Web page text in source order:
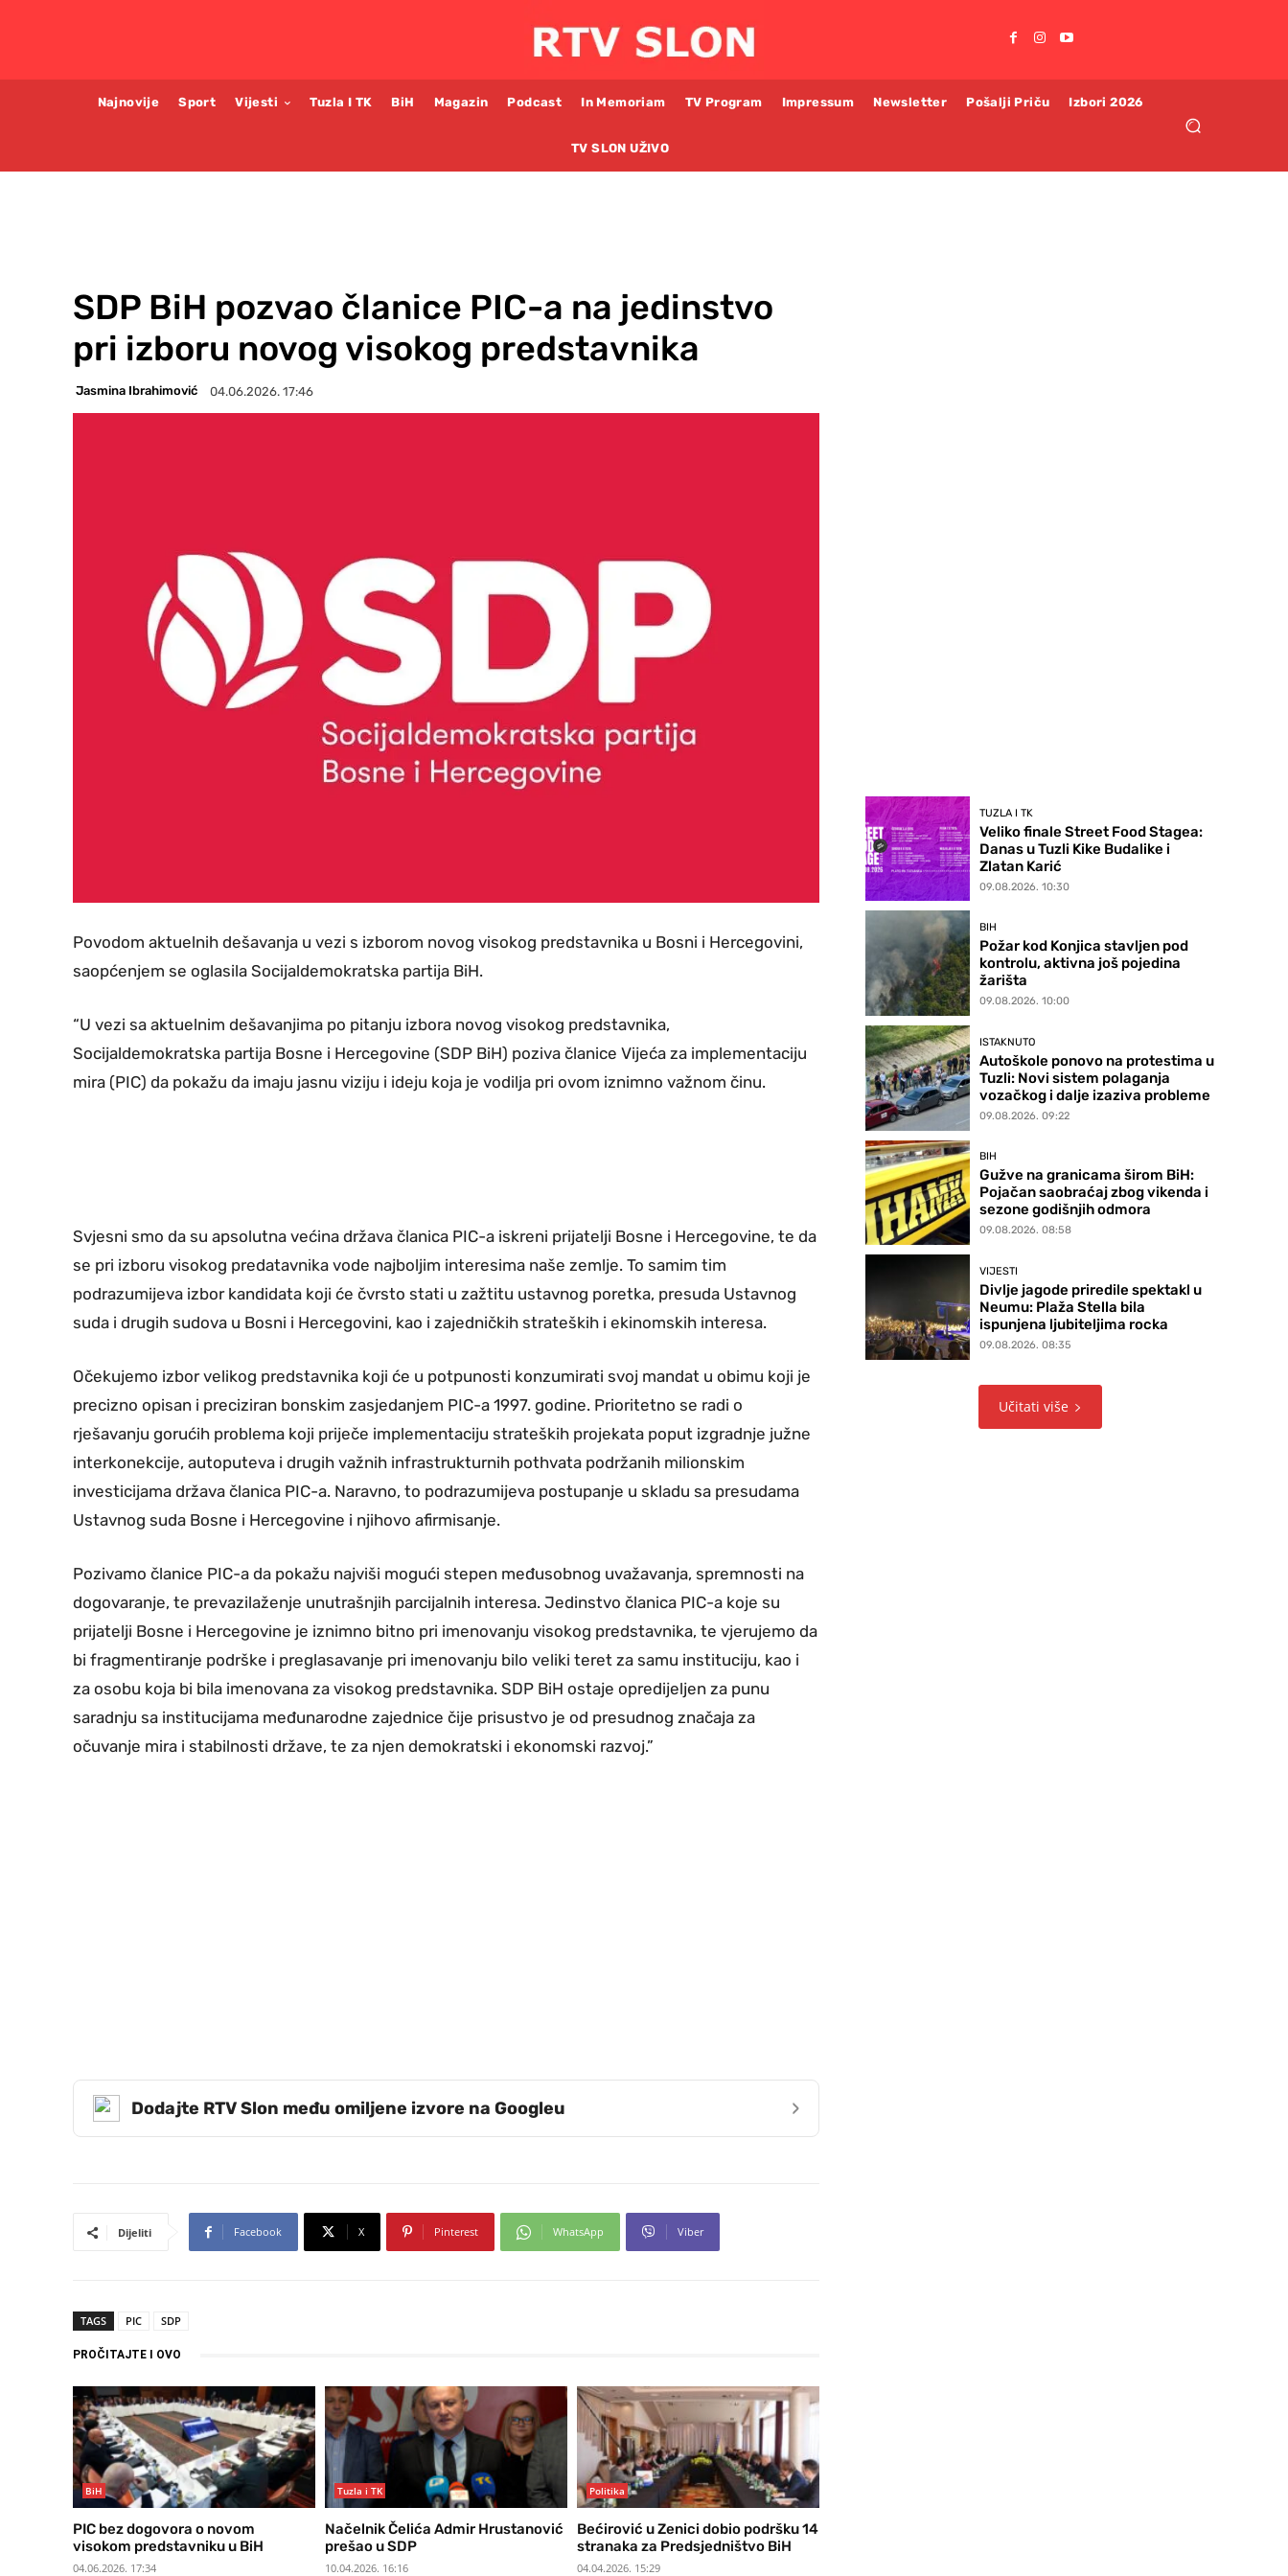
Najnovije Sport Vijesti Tuzla I TK BiH Magazin Podcast In Memoriam TV Program Impressum Newsletter Pošalji Priču Izbori 2026
TV SLON UŽIVO
SDP BiH pozvao članice PIC-a na jedinstvo
pri izboru novog visokog predstavnika
Jasmina Ibrahimović 04.06.2026. 17:46
Povodom aktuelnih dešavanja u vezi s izborom novog visokog predstavnika u Bosni i Hercegovini,
saopćenjem se oglasila Socijaldemokratska partija BiH.
“U vezi sa aktuelnim dešavanjima po pitanju izbora novog visokog predstavnika,
Socijaldemokratska partija Bosne i Hercegovine (SDP BiH) poziva članice Vijeća za implementaciju
mira (PIC) da pokažu da imaju jasnu viziju i ideju koja je vodilja pri ovom iznimno važnom činu.
Svjesni smo da su apsolutna većina država članica PIC-a iskreni prijatelji Bosne i Hercegovine, te da
se pri izboru visokog predatavnika vode najboljim interesima naše zemlje. To samim tim
podrazumijeva izbor kandidata koji će čvrsto stati u zažtitu ustavnog poretka, presuda Ustavnog
suda i drugih sudova u Bosni i Hercegovini, kao i zajedničkih strateških i ekinomskih interesa.
Očekujemo izbor velikog predstavnika koji će u potpunosti konzumirati svoj mandat u obimu koji je
precizno opisan i preciziran bonskim zasjedanjem PIC-a 1997. godine. Prioritetno se radi o
rješavanju gorućih problema koji priječe implementaciju strateških projekata poput izgradnje južne
interkonekcije, autoputeva i drugih važnih infrastrukturnih pothvata podržanih milionskim
investicijama država članica PIC-a. Naravno, to podrazumijeva postupanje u skladu sa presudama
Ustavnog suda Bosne i Hercegovine i njihovo afirmisanje.
Pozivamo članice PIC-a da pokažu najviši mogući stepen međusobnog uvažavanja, spremnosti na
dogovaranje, te prevazilaženje unutrašnjih parcijalnih interesa. Jedinstvo članica PIC-a koje su
prijatelji Bosne i Hercegovine je iznimno bitno pri imenovanju visokog predstavnika, te vjerujemo da
bi fragmentiranje podrške i preglasavanje pri imenovanju bilo veliki teret za samu instituciju, kao i
za osobu koja bi bila imenovana za visokog predstavnika. SDP BiH ostaje opredijeljen za punu
saradnju sa institucijama međunarodne zajednice čije prisustvo je od presudnog značaja za
očuvanje mira i stabilnosti države, te za njen demokratski i ekonomski razvoj.”
Dodajte RTV Slon među omiljene izvore na Googleu ›
Dijeliti Facebook X Pinterest WhatsApp Viber
TAGS PIC SDP
PROČITAJTE I OVO
BiH
PIC bez dogovora o novom
visokom predstavniku u BiH
04.06.2026. 17:34
Tuzla i TK
Načelnik Čelića Admir Hrustanović
prešao u SDP
10.04.2026. 16:16
Politika
Bećirović u Zenici dobio podršku 14
stranaka za Predsjedništvo BiH
04.04.2026. 15:29
TUZLA I TK
Veliko finale Street Food Stagea:
Danas u Tuzli Kike Budalike i
Zlatan Karić
09.08.2026. 10:30
BIH
Požar kod Konjica stavljen pod
kontrolu, aktivna još pojedina
žarišta
09.08.2026. 10:00
ISTAKNUTO
Autoškole ponovo na protestima u
Tuzli: Novi sistem polaganja
vozačkog i dalje izaziva probleme
09.08.2026. 09:22
BIH
Gužve na granicama širom BiH:
Pojačan saobraćaj zbog vikenda i
sezone godišnjih odmora
09.08.2026. 08:58
VIJESTI
Divlje jagode priredile spektakl u
Neumu: Plaža Stella bila
ispunjena ljubiteljima rocka
09.08.2026. 08:35
Učitati više